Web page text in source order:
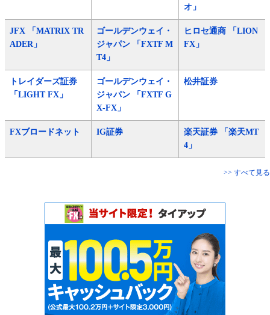
オ」
JFX 「MATRIX TR
ADER」
ゴールデンウェイ・
ジャパン 「FXTF M
T4」
ヒロセ通商 「LION
FX」
トレイダーズ証券
「LIGHT FX」
ゴールデンウェイ・
ジャパン 「FXTF G
X-FX」
松井証券
FXブロードネット IG証券
楽天証券 「楽天MT
4」
>> すべて見る